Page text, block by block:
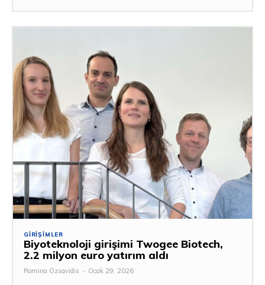
GIRIŞIMLER
Biyoteknoloji girişimi Twogee Biotech,
2.2 milyon euro yatırım aldı
Romina Özsavidis - Ocak 29, 2026